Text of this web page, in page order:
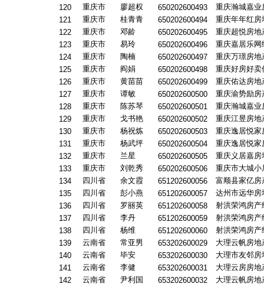
120
重庆市 廖超权 650202600493
重庆瀚城嘉业
121
重庆市 桂青青 650202600494
重庆年年红房
122
重庆市 邓龄 650202600495
重庆超悦房地
123
重庆市 易玲 650202600496
重庆嘉居乐网
124
重庆市 陶楠 650202600497
重庆万璟房地
125
重庆市 阎娟 650202600498
重庆好房好卖
126
重庆市 黄苗苗 650202600499
重庆佑达房地
127
重庆市 谭敏 650202600500
重庆渝势励房
128
重庆市 陈苏琴 650202600501
重庆瀚城嘉业
129
重庆市 戈书艳 650202600502
重庆江昱房地
130
重庆市 杨祝炼 650202600503
重庆逸居悦家
131
重庆市 杨武坪 650202600504
重庆逸居悦家
132
重庆市 兰星 650202600505
重庆义居嘉房
133
重庆市 刘乾秀 650202600506
重庆市大城小
134
四川省 余文霞 651202600056
富顺县家亿房
135
四川省 彭小燕 651202600057
达州市远华房
136
四川省 罗丽英 651202600058
射洪荣鸿房产
137
四川省 李丹 651202600059
射洪荣鸿房产
138
四川省 杨维 651202600060
射洪荣鸿房产
139
云南省 常亚男 653202600029
大理云帆房
140
云南省 毕安 653202600030
大理市友邻
141
云南省 李健 653202600031
大理云房房
142
云南省 尹利国 653202600032 大理云帆房